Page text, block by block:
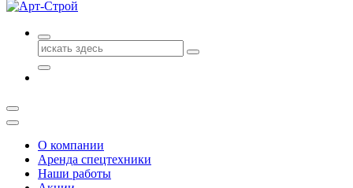
Поиск
для:
О компании
Аренда спецтехники
Наши работы